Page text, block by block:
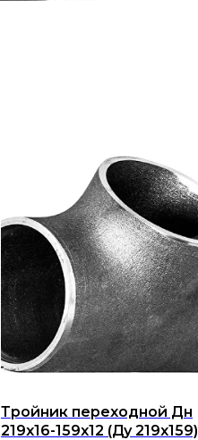
Тройник переходной Дн
219x16-159x12 (Ду 219x159)